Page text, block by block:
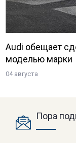
Audi обещает
моделью марки
04 августа
Пора